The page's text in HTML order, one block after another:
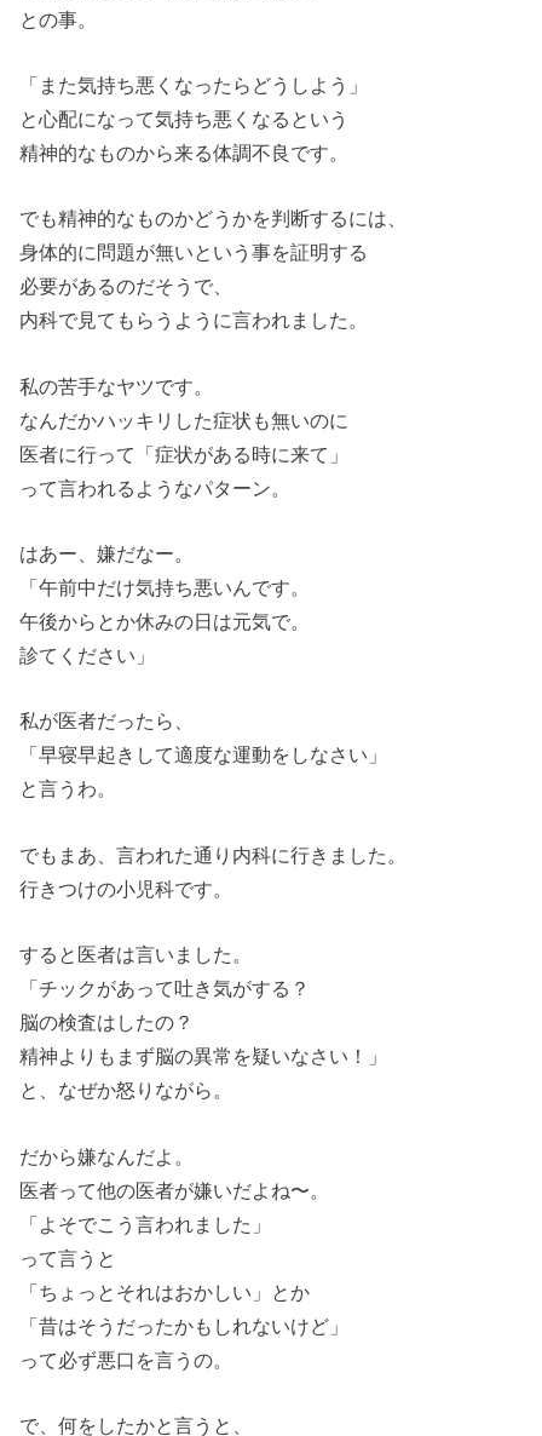
との事。
「また気持ち悪くなったらどうしよう」
と心配になって気持ち悪くなるという
精神的なものから来る体調不良です。
でも精神的なものかどうかを判断するには、
身体的に問題が無いという事を証明する
必要があるのだそうで、
内科で見てもらうように言われました。
私の苦手なヤツです。
なんだかハッキリした症状も無いのに
医者に行って「症状がある時に来て」
って言われるようなパターン。
はあー、嫌だなー。
「午前中だけ気持ち悪いんです。
午後からとか休みの日は元気で。
診てください」
私が医者だったら、
「早寝早起きして適度な運動をしなさい」
と言うわ。
でもまあ、言われた通り内科に行きました。
行きつけの小児科です。
すると医者は言いました。
「チックがあって吐き気がする？
脳の検査はしたの？
精神よりもまず脳の異常を疑いなさい！」
と、なぜか怒りながら。
だから嫌なんだよ。
医者って他の医者が嫌いだよね〜。
「よそでこう言われました」
って言うと
「ちょっとそれはおかしい」とか
「昔はそうだったかもしれないけど」
って必ず悪口を言うの。
で、何をしたかと言うと、